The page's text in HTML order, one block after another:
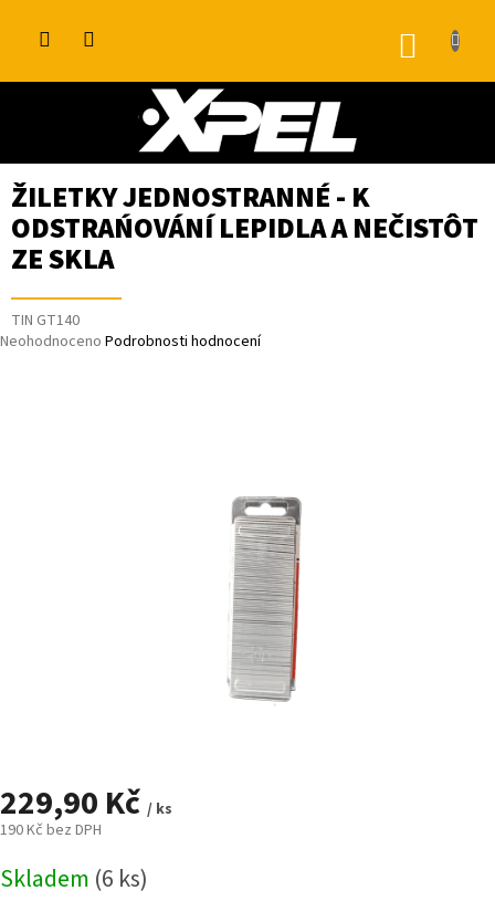
ŽILETKY JEDNOSTRANNÉ - K
ODSTRAŃOVÁNÍ LEPIDLA A NEČISTÔT
ZE SKLA
TIN GT140
Průměrné
Neohodnoceno Podrobnosti hodnocení
229,90 Kč / ks
190 Kč bez DPH
cena:
Skladem (6 ks)